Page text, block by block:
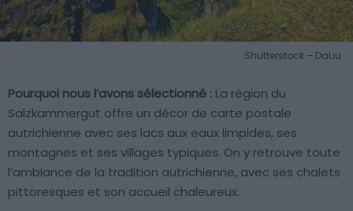
Shutterstock – DaLiu
Pourquoi nous l’avons sélectionné : La région du
Salzkammergut offre un décor de carte postale
autrichienne avec ses lacs aux eaux limpides, ses
montagnes et ses villages typiques. On y retrouve toute
l’ambiance de la tradition autrichienne, avec ses chalets
pittoresques et son accueil chaleureux.